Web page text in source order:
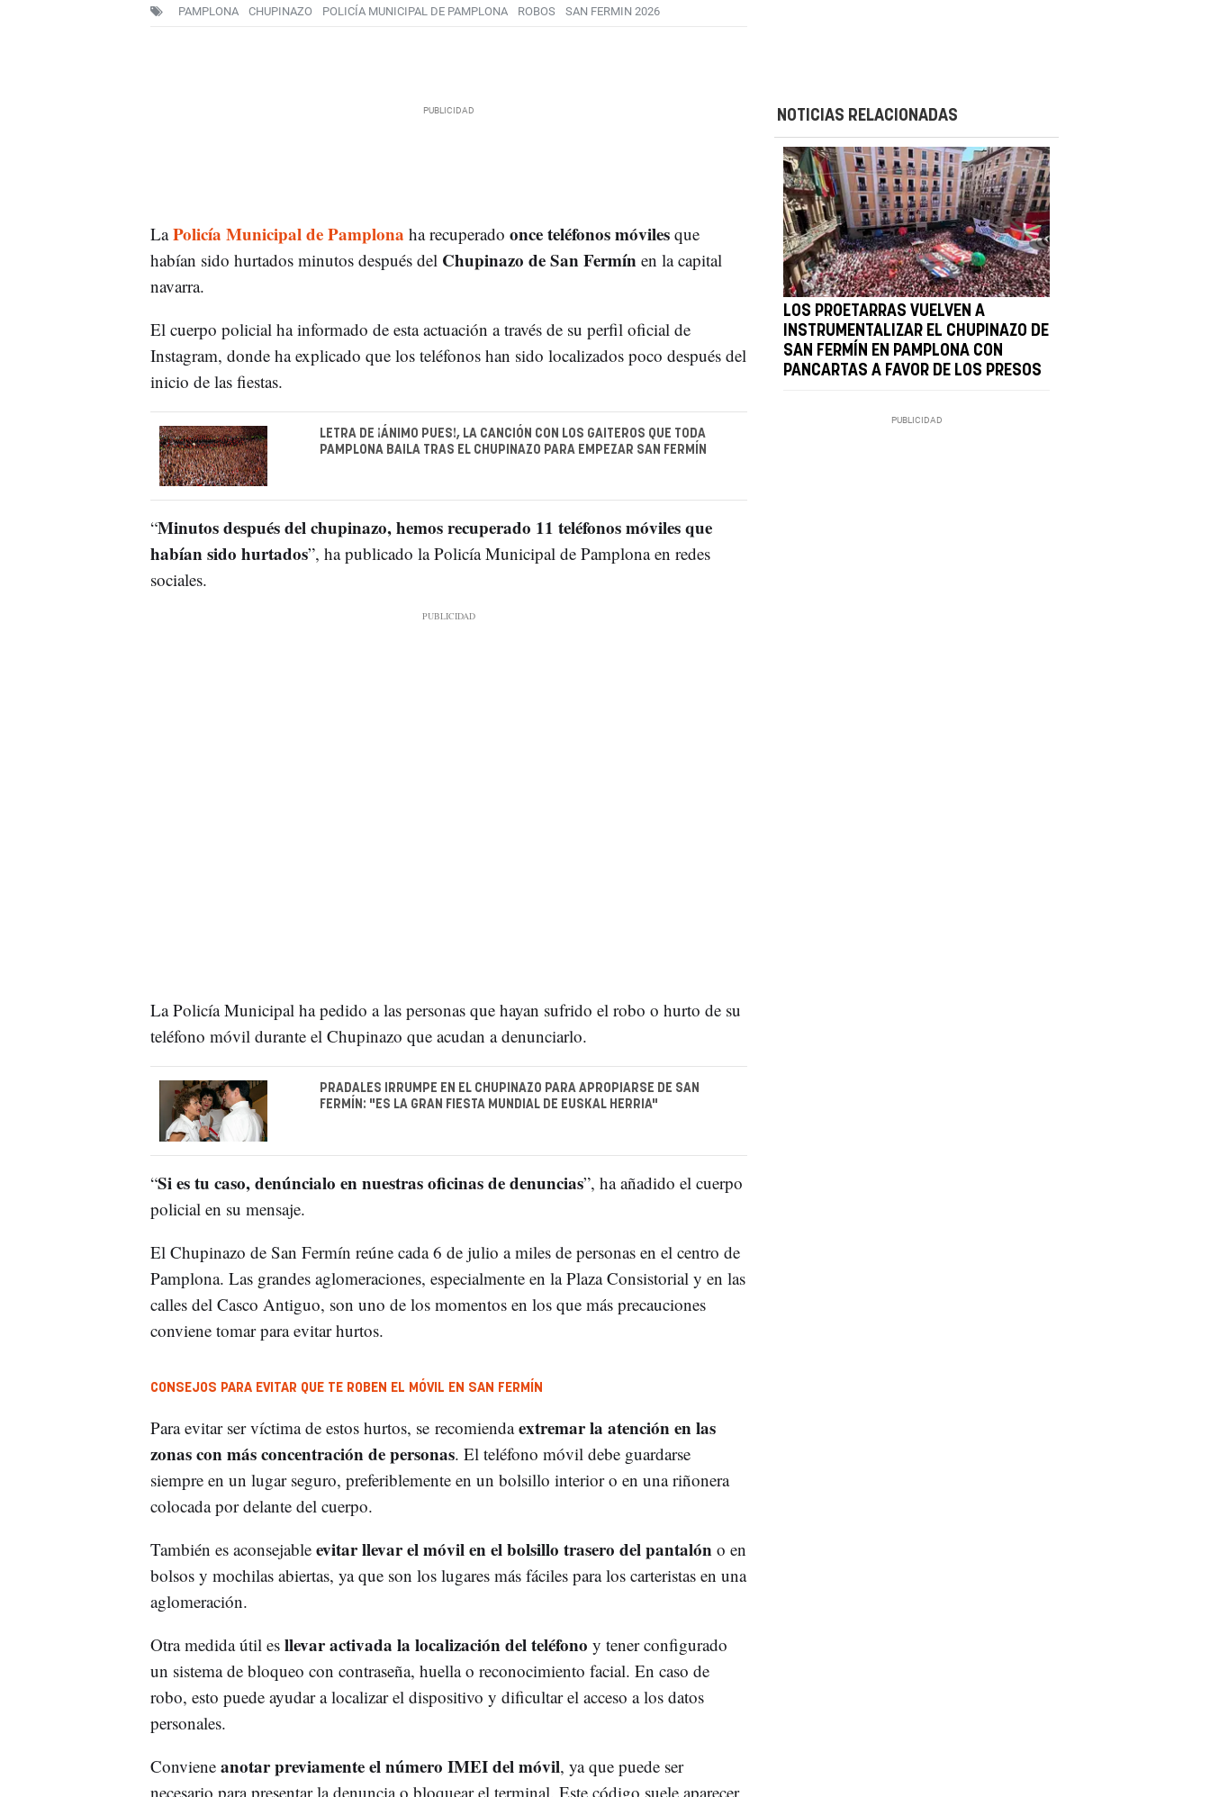
PAMPLONA CHUPINAZO POLICÍA MUNICIPAL DE PAMPLONA ROBOS SAN FERMIN 2026
LaPolicía Municipal de Pamplona ha recuperado once teléfonos móvilesque
habían sido hurtados minutos después del Chupinazo de San Fermín en la capital
navarra.
El cuerpo policial ha informado de esta actuación a través de su perfil oficial de
Instagram, donde ha explicado que los teléfonos han sido localizados poco después del
inicio de las fiestas.
LETRA DE ¡ÁNIMO PUES!, LA CANCIÓN CON LOS GAITEROS QUE TODA
PAMPLONA BAILA TRAS EL CHUPINAZO PARA EMPEZAR SAN FERMÍN
“Minutos después del chupinazo, hemos recuperado 11 teléfonos móviles que
habían sido hurtados”, ha publicado la Policía Municipal de Pamplona en redes
sociales.
La Policía Municipal ha pedido a las personas que hayan sufrido el robo o hurto de su
teléfono móvil durante el Chupinazo que acudan a denunciarlo.
PRADALES IRRUMPE EN EL CHUPINAZO PARA APROPIARSE DE SAN
FERMÍN: "ES LA GRAN FIESTA MUNDIAL DE EUSKAL HERRIA"
“Si es tu caso, denúncialo en nuestras oficinas de denuncias”, ha añadido el cuerpo
policial en su mensaje.
El Chupinazo de San Fermín reúne cada 6 de julio a miles de personas en el centro de
Pamplona. Las grandes aglomeraciones, especialmente en la Plaza Consistorial y en las
calles del Casco Antiguo, son uno de los momentos en los que más precauciones
conviene tomar para evitar hurtos.
CONSEJOS PARA EVITAR QUE TE ROBEN EL MÓVIL EN SAN FERMÍN
Para evitar ser víctima de estos hurtos, se recomiendaextremar la atención en las
zonas con más concentración de personas. El teléfono móvil debe guardarse
siempre en un lugar seguro, preferiblemente en un bolsillo interior o en una riñonera
colocada por delante del cuerpo.
También es aconsejable evitar llevar el móvil en el bolsillo trasero del pantalón o en
bolsos y mochilas abiertas, ya que son los lugares más fáciles para los carteristas en una
aglomeración.
Otra medida útil es llevar activada la localización del teléfono y tener configurado
un sistema de bloqueo con contraseña, huella o reconocimiento facial. En caso de
robo, esto puede ayudar a localizar el dispositivo y dificultar el acceso a los datos
personales.
Conviene anotar previamente el número IMEI del móvil, ya que puede ser
necesario para presentar la denuncia o bloquear el terminal. Este código suele aparecer
NOTICIAS RELACIONADAS
LOS PROETARRAS VUELVEN A
INSTRUMENTALIZAR EL CHUPINAZO DE
SAN FERMÍN EN PAMPLONA CON
PANCARTAS A FAVOR DE LOS PRESOS